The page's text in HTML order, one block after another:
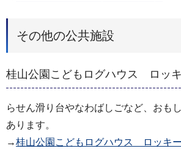
その他の公共施設
桂山公園こどもログハウス ロッ
らせん滑り台やなわばしごなど、おも
あります。
→桂山公園こどもログハウス ロッキー